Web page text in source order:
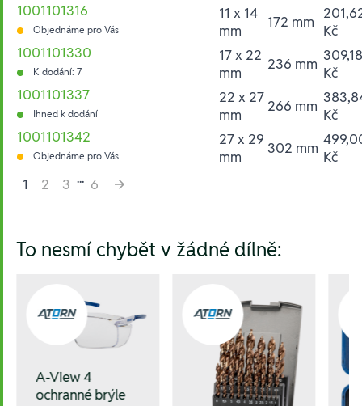
1001101316
Objednáme pro Vás
11 x 14
mm
172 mm Kč
1001101330
K dodání: 7
17 x 22
mm
236 mm 309,18
Kč
1001101337
Ihned k dodání
22 x 27
mm
266 mm Kč
1001101342
Objednáme pro Vás
27 x 29
mm
302 mm Kč
1
2 3 ... 6
To nesmí chybět v žádné dílně:
A-View 4
ochranné brýle